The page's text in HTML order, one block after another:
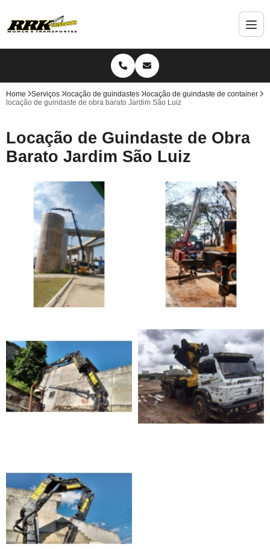
Home Serviços locação de guindastes
locação de guindaste de container
locação de guindaste de obra barato Jardim São Luiz
Locação de Guindaste de Obra
Barato Jardim São Luiz